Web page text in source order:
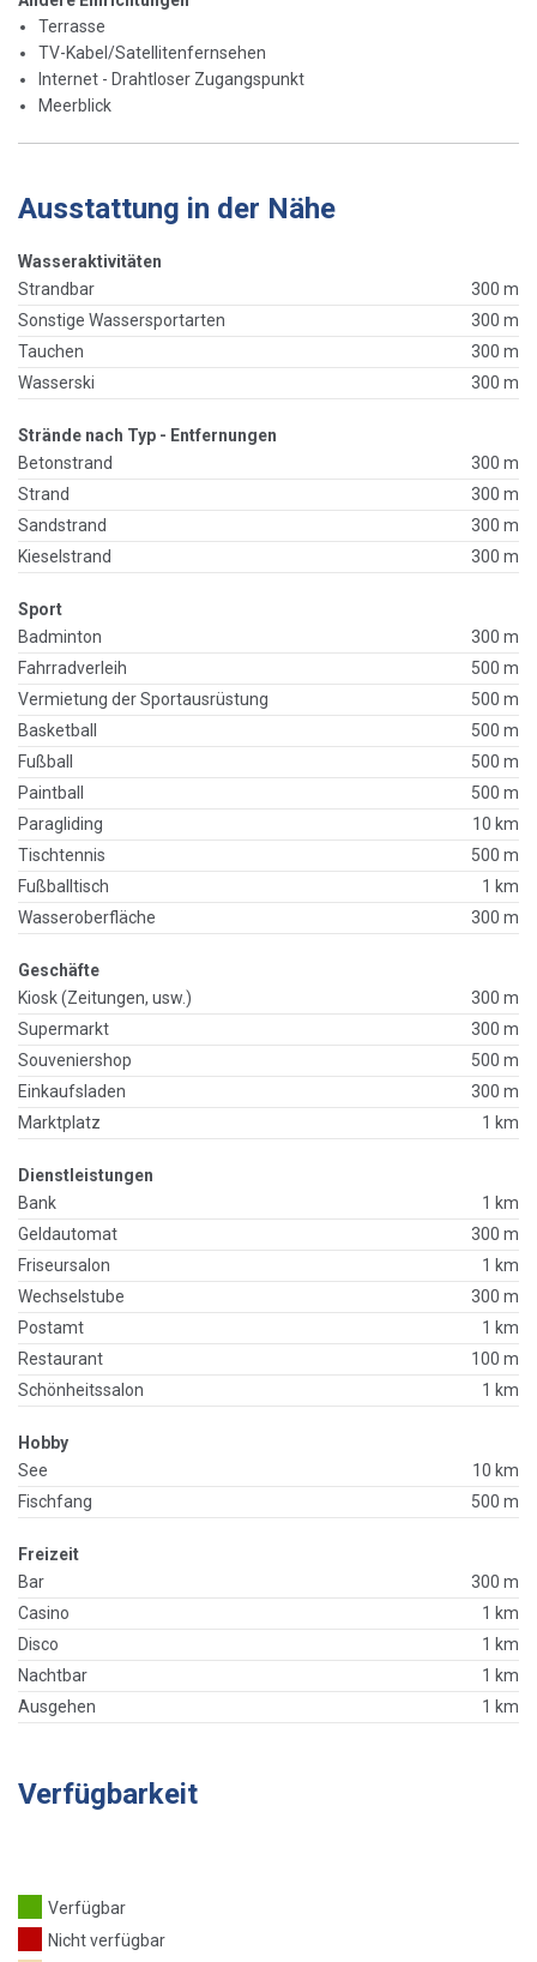
Terrasse
TV-Kabel/Satellitenfernsehen
Internet - Drahtloser Zugangspunkt
Meerblick
Ausstattung in der Nähe
Wasseraktivitäten
Strandbar
300 m
Sonstige Wassersportarten
300 m
Tauchen
300 m
Wasserski
300 m
Strände nach Typ - Entfernungen
Betonstrand
300 m
Strand
300 m
Sandstrand
300 m
Kieselstrand
300 m
Sport
Badminton
300 m
Fahrradverleih
500 m
Vermietung der Sportausrüstung
500 m
Basketball
500 m
Fußball
500 m
Paintball
500 m
Paragliding
10 km
Tischtennis
500 m
Fußballtisch
1 km
Wasseroberfläche
300 m
Geschäfte
Kiosk (Zeitungen, usw.)
300 m
Supermarkt
300 m
Souveniershop
500 m
Einkaufsladen
300 m
Marktplatz
1 km
Dienstleistungen
Bank
1 km
Geldautomat
300 m
Friseursalon
1 km
Wechselstube
300 m
Postamt
1 km
Restaurant
100 m
Schönheitssalon
1 km
Hobby
See
10 km
Fischfang
500 m
Freizeit
Bar
300 m
Casino
1 km
Disco
1 km
Nachtbar
1 km
Ausgehen
1 km
Verfügbarkeit
Verfügbar
Nicht verfügbar